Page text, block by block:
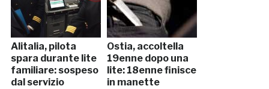
Alitalia, pilota
spara durante lite
familiare: sospeso
dal servizio
Ostia, accoltella
19enne dopo una
lite: 18enne finisce
in manette